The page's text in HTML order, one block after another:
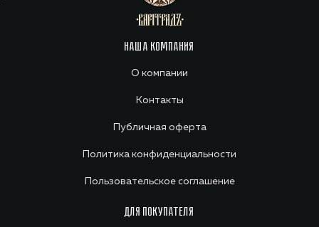
НАША КОМПАНИЯ
О компании
Контакты
Публичная оферта
Политика конфиденциальности
Пользовательское соглашение
ДЛЯ ПОКУПАТЕЛЯ